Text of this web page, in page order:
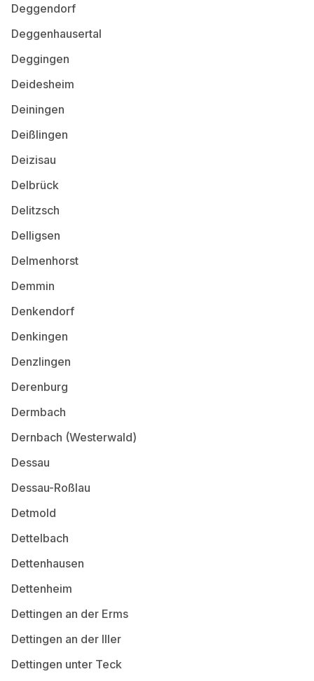
Deggendorf
Deggenhausertal
Deggingen
Deidesheim
Deiningen
Deißlingen
Deizisau
Delbrück
Delitzsch
Delligsen
Delmenhorst
Demmin
Denkendorf
Denkingen
Denzlingen
Derenburg
Dermbach
Dernbach (Westerwald)
Dessau
Dessau-Roßlau
Detmold
Dettelbach
Dettenhausen
Dettenheim
Dettingen an der Erms
Dettingen an der Iller
Dettingen unter Teck